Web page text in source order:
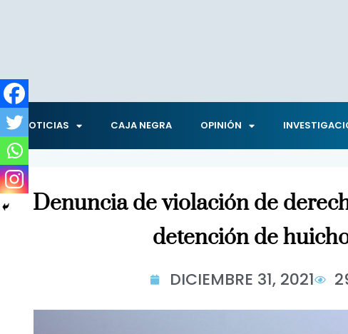
NOTICIAS CAJA NEGRA OPINIÓN
Denuncia de violación de
detención de
DICIEMBRE 31, 2021